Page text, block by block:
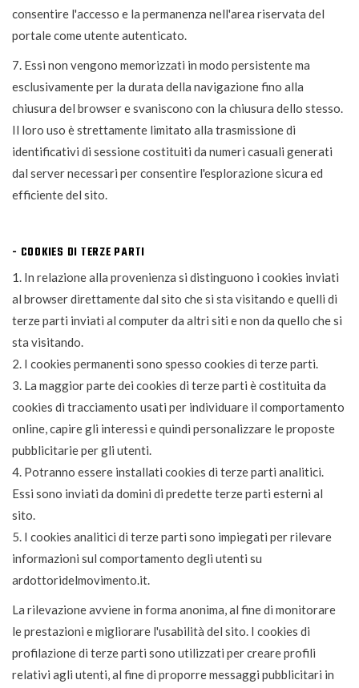
consentire l'accesso e la permanenza nell'area riservata del
portale come utente autenticato.
7. Essi non vengono memorizzati in modo persistente ma
esclusivamente per la durata della navigazione fino alla
chiusura del browser e svaniscono con la chiusura dello stesso.
Il loro uso è strettamente limitato alla trasmissione di
identificativi di sessione costituiti da numeri casuali generati
dal server necessari per consentire l'esplorazione sicura ed
efficiente del sito.
- COOKIES DI TERZE PARTI
1. In relazione alla provenienza si distinguono i cookies inviati
al browser direttamente dal sito che si sta visitando e quelli di
terze parti inviati al computer da altri siti e non da quello che si
sta visitando.
2. I cookies permanenti sono spesso cookies di terze parti.
3. La maggior parte dei cookies di terze parti è costituita da
cookies di tracciamento usati per individuare il comportamento
online, capire gli interessi e quindi personalizzare le proposte
pubblicitarie per gli utenti.
4. Potranno essere installati cookies di terze parti analitici.
Essi sono inviati da domini di predette terze parti esterni al
sito.
5. I cookies analitici di terze parti sono impiegati per rilevare
informazioni sul comportamento degli utenti su
ardottoridelmovimento.it.
La rilevazione avviene in forma anonima, al fine di monitorare
le prestazioni e migliorare l'usabilità del sito. I cookies di
profilazione di terze parti sono utilizzati per creare profili
relativi agli utenti, al fine di proporre messaggi pubblicitari in